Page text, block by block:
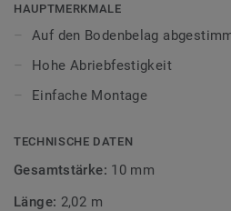
HAUPTMERKMALE
Auf den Bodenbelag
Hohe Abriebfestigkeit
Einfache Montage
TECHNISCHE DATEN
Gesamtstärke: 10 mm
Länge: 2,02 m